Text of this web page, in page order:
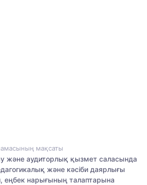
мақсаты
және аудиторлық қызмет саласында
және кәсіби даярлығы
еңбек нарығының талаптарына